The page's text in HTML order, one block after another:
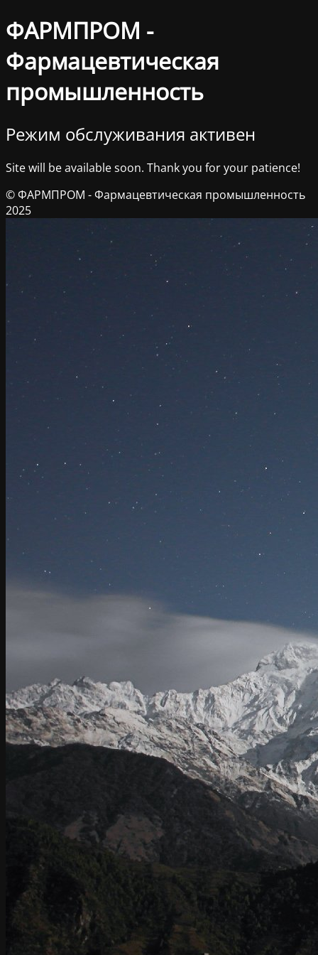
ФАРМПРОМ -
Фармацевтическая
промышленность
Режим обслуживания активен
Site will be available soon. Thank you for your patience!
© ФАРМПРОМ - Фармацевтическая промышленность
2025